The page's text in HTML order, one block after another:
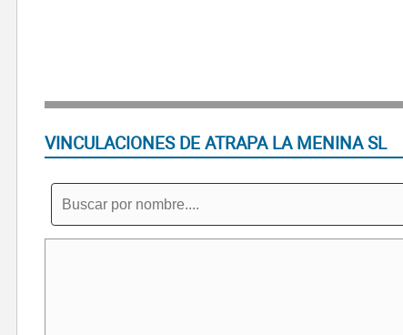
VINCULACIONES DE ATRAPA LA MENINA SL